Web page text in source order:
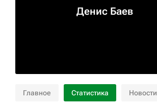
Денис Баев
Главное Статистика Новости